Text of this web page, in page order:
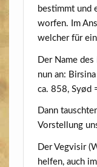
bestimmt und
wor­fen. Im
wel­cher für
Der Name
nun an:
ca. 858, Syød
Dann
Vor­stel­lung
Der Vegvi­sir
hel­fen, auch